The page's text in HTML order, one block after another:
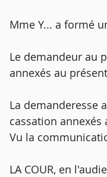
Mme Y... a formé
Le demandeur au
annexés au
La demanderesse
cassation annexés
Vu la
LA COUR, en